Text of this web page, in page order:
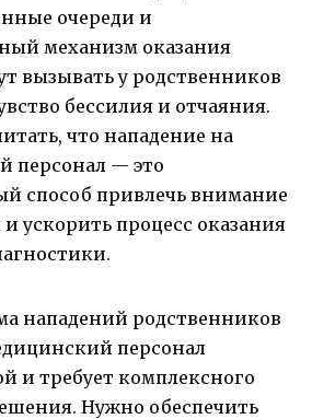
очереди и
механизм оказания
вызывать у родственников
бессилия и отчаяния.
что нападение на
персонал — это
способ привлечь внимание
ускорить процесс оказания
нападений родственников
персонал
и требует комплексного
Нужно обеспечить